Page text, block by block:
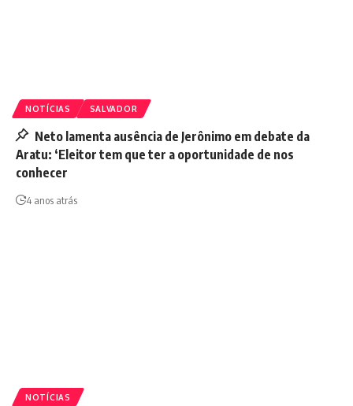
NOTÍCIAS SALVADOR
Neto lamenta ausência de Jerônimo em debate da
Aratu: ‘Eleitor tem que ter a oportunidade de nos
conhecer
4 anos atrás
NOTÍCIAS